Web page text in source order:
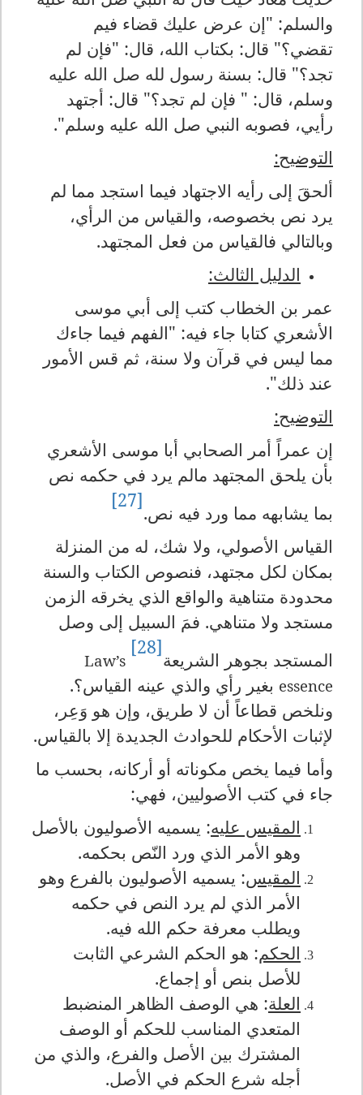
والسلم: "إن عرض عليك قضاء فيم
تقضي؟" قال: بكتاب الله، قال: "فإن لم
تجد؟" قال: بسنة رسول لله صل الله عليه
وسلم، قال: " فإن لم تجد؟" قال: أجتهد
رأيي، فصوبه النبي صل الله عليه وسلم".
التوضيح:
ألحقَ إلى رأيه الاجتهاد فيما استجد مما لم
يرد نص بخصوصه، والقياس من الرأي،
وبالتالي فالقياس من فعل المجتهد.
الدليل الثالث:
عمر بن الخطاب كتب إلى أبي موسى
الأشعري كتابا جاء فيه: "الفهم فيما جاءك
مما ليس في قرآن ولا سنة، ثم قس الأمور
عند ذلك".
التوضيح:
إن عمراً أمر الصحابي أبا موسى الأشعري
بأن يلحق المجتهد مالم يرد في حكمه نص
بما يشابهه مما ورد فيه نص.
[27]
القياس الأصولي، ولا شك، له من المنزلة
بمكان لكل مجتهد، فنصوص الكتاب والسنة
محدودة متناهية والواقع الذي يخرقه الزمن
مستجد ولا متناهي. فمَ السبيل إلى وصل
المستجد بجوهر الشريعة
[28]
Law’s
essence بغير رأي والذي عينه القياس؟.
ونلخص قطاعاً أن لا طريق، وإن هو وَعِر،
لإثبات الأحكام للحوادث الجديدة إلا بالقياس.
وأما فيما يخص مكوناته أو أركانه، بحسب ما
جاء في كتب الأصوليين، فهي:
المقيس عليه: يسميه الأصوليون بالأصل
وهو الأمر الذي ورد النّص بحكمه.
المقيس: يسميه الأصوليون بالفرع وهو
الأمر الذي لم يرد النص في حكمه
ويطلب معرفة حكم الله فيه.
الحكم: هو الحكم الشرعي الثابت
للأصل بنص أو إجماع.
العلة: هي الوصف الظاهر المنضبط
المتعدي المناسب للحكم أو الوصف
المشترك بين الأصل والفرع، والذي من
أجله شرع الحكم في الأصل.